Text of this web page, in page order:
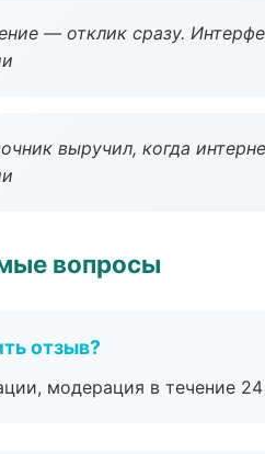
— отклик сразу.
выручил, когда
вопросы
отзыв?
модерация в течение 24